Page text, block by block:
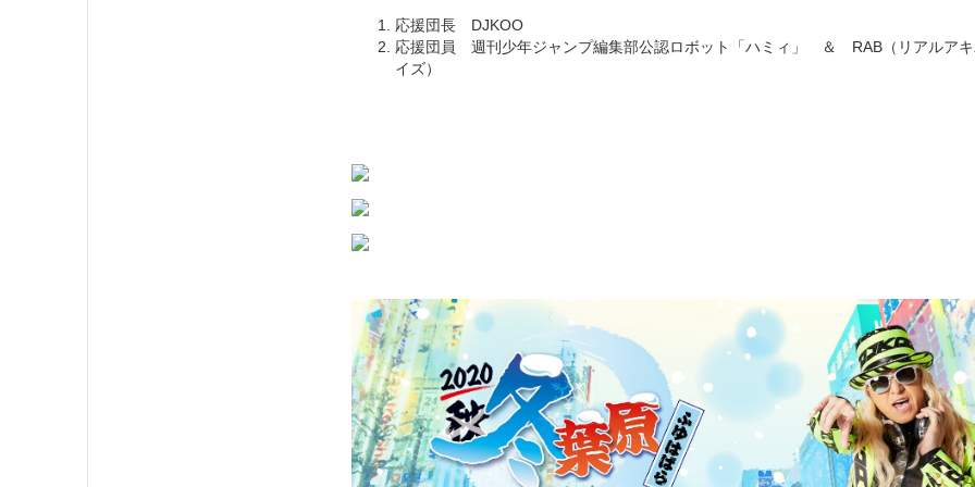
応援団長 DJKOO
応援団員 週刊少年ジャンプ編集部公認ロボット「ハミィ」 ＆ RAB（リアルア
イズ）